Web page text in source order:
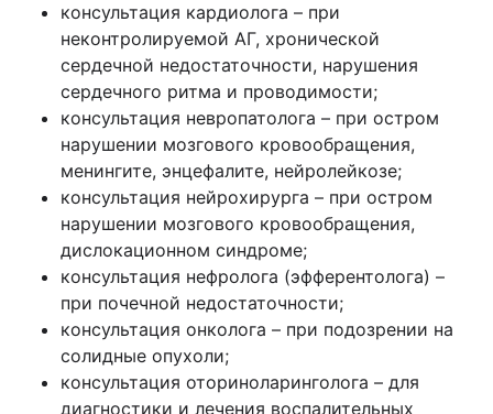
консультация кардиолога – при
неконтролируемой АГ, хронической
сердечной недостаточности, нарушения
сердечного ритма и проводимости;
консультация невропатолога – при остром
нарушении мозгового кровообращения,
менингите, энцефалите, нейролейкозе;
консультация нейрохирурга – при остром
нарушении мозгового кровообращения,
дислокационном синдроме;
консультация нефролога (эфферентолога) –
при почечной недостаточности;
консультация онколога – при подозрении на
солидные опухоли;
консультация оториноларинголога – для
диагностики и лечения воспалительных